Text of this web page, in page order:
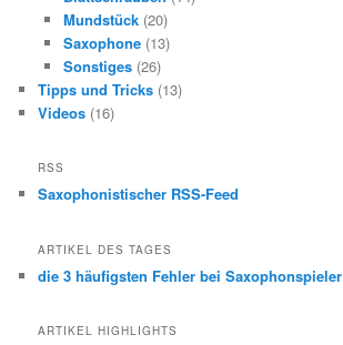
Mundstück(20)
Saxophone(13)
Sonstiges(26)
Tipps und Tricks (13)
Videos (16)
RSS
Saxophonistischer RSS-Feed
ARTIKEL DES TAGES
die 3 häufigsten Fehler bei Saxophonspieler
ARTIKEL HIGHLIGHTS